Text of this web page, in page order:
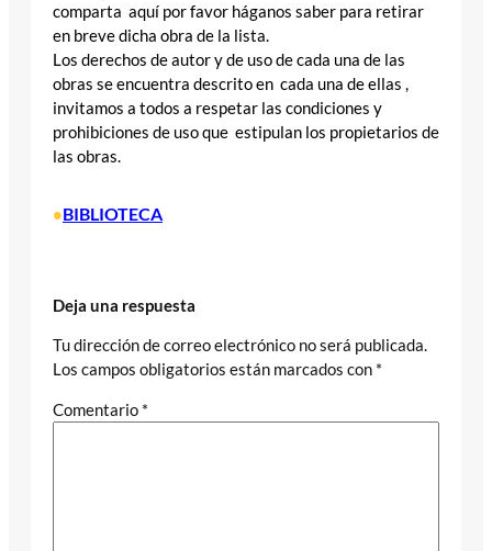
comparta aquí por favor háganos saber para retirar
en breve dicha obra de la lista.
Los derechos de autor y de uso de cada una de las
obras se encuentra descrito en cada una de ellas ,
invitamos a todos a respetar las condiciones y
prohibiciones de uso que estipulan los propietarios de
las obras.
•BIBLIOTECA
Deja una respuesta
Tu dirección de correo electrónico no será publicada.
Los campos obligatorios están marcados con *
Comentario *